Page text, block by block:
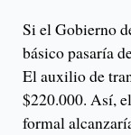
Si el Gobierno
básico pasaría
El auxilio de
$220.000. Así,
formal